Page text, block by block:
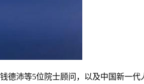
沛等5位院士顾问，以及中国新一代